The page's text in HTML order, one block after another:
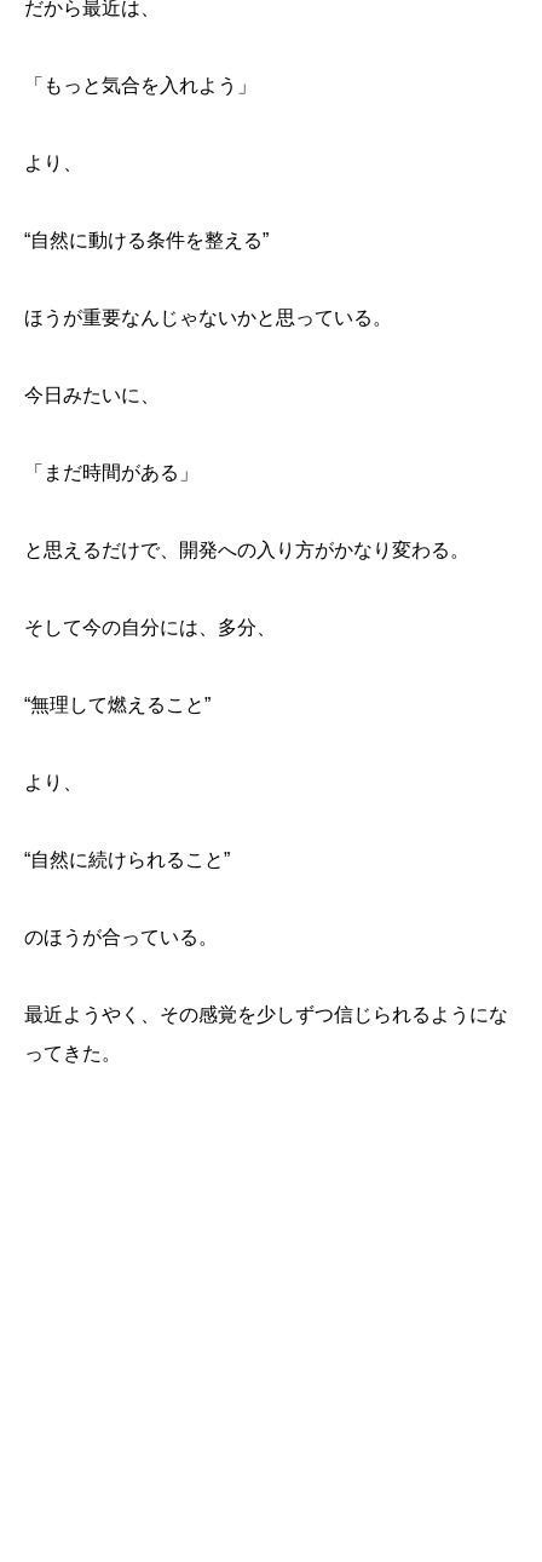
だから最近は、
「もっと気合を入れよう」
より、
“自然に動ける条件を整える”
ほうが重要なんじゃないかと思っている。
今日みたいに、
「まだ時間がある」
と思えるだけで、開発への入り方がかなり変わる。
そして今の自分には、多分、
“無理して燃えること”
より、
“自然に続けられること”
のほうが合っている。
最近ようやく、その感覚を少しずつ信じられるようにな
ってきた。